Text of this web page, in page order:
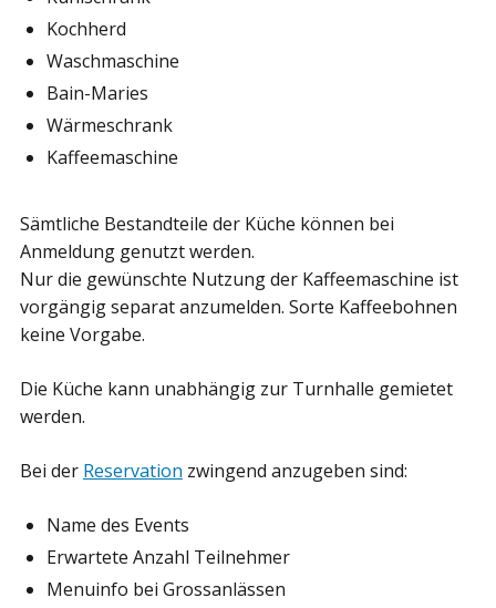
Kochherd
Waschmaschine
Bain-Maries
Wärmeschrank
Kaffeemaschine
Sämtliche Bestandteile der Küche können bei
Anmeldung genutzt werden.
Nur die gewünschte Nutzung der Kaffeemaschine ist
vorgängig separat anzumelden. Sorte Kaffeebohnen
keine Vorgabe.
Die Küche kann unabhängig zur Turnhalle gemietet
werden.
Bei der Reservation zwingend anzugeben sind:
Name des Events
Erwartete Anzahl Teilnehmer
Menuinfo bei Grossanlässen